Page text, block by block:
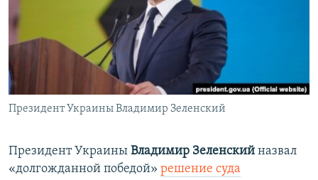
ПОБЕДИТЕЛЕЙ НЕ СУДЯТ?
КРЫМ.НЕПОКОРЕННЫЙ
УКРАИНСКАЯ ПРОБЛЕМА КРЫМА
ПРИСОЕДИНЯЙТЕСЬ!
Все сайты RFE/RL
Президент Украины Владимир Зеленский
Президент Украины Владимир Зеленский назвал
«долгожданной победой» решение суда